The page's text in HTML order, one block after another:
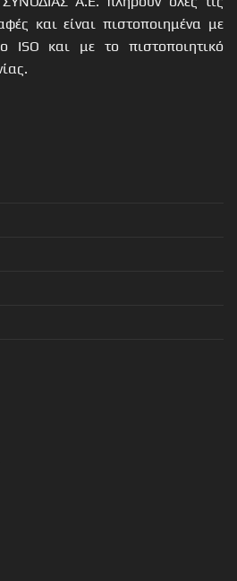
και είναι πιστοποιημένα με
ISO και με το πιστοποιητικό